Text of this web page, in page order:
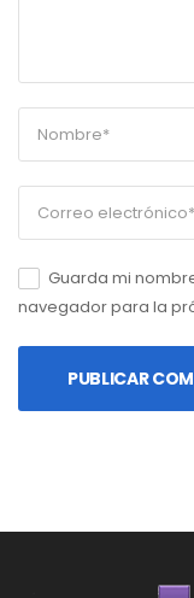
Guarda mi
navegador para la
PUBLICAR